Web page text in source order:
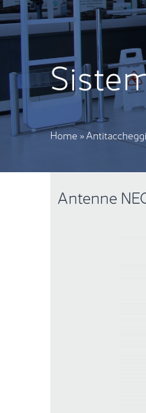
Home »
Antenne